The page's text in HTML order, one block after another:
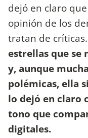
dejó en claro
opinión de los
tratan de críticas.
estrellas que se
y, aunque
polémicas, ella
lo dejó en claro
tono que
digitales.